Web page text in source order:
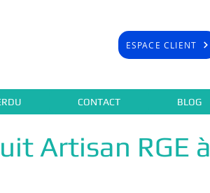
ESPACE CLIENT
CONTACT BLOG
Artisan RGE à